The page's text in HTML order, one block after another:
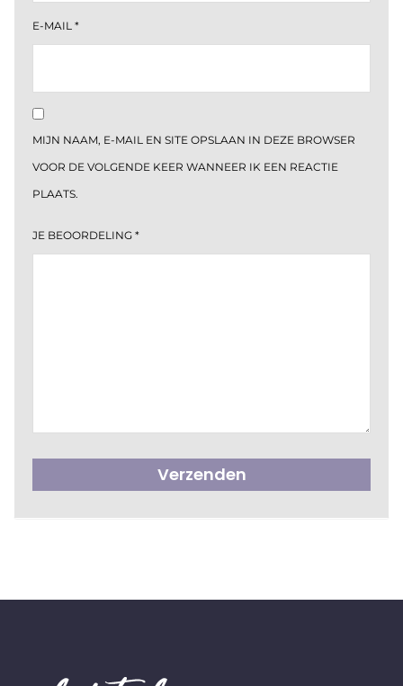
E-MAIL *
MIJN NAAM, E-MAIL EN SITE OPSLAAN IN DEZE BROWSER
VOOR DE VOLGENDE KEER WANNEER IK EEN REACTIE
PLAATS.
JE BEOORDELING *